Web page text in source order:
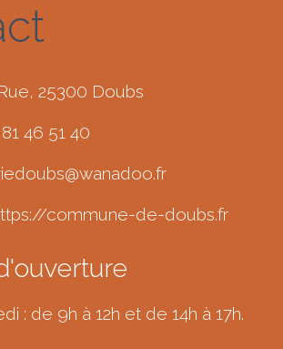
25300 Doubs
46 51 40
commune-de-doubs.fr
: de 9h à 12h et de 14h à 17h.